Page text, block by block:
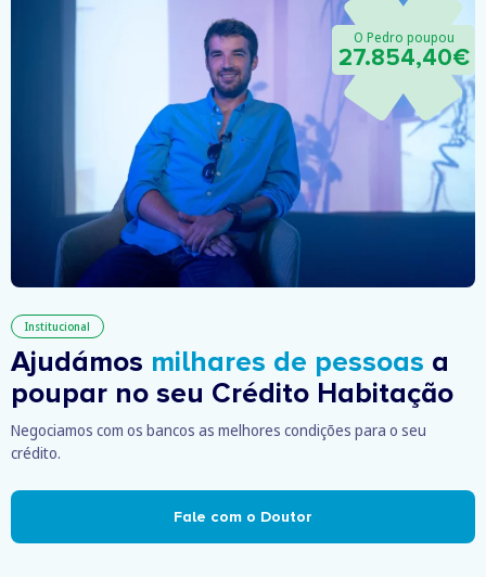
Institucional
Ajudámos milhares de pessoas a
poupar no seu Crédito Habitação
Negociamos com os bancos as melhores condições para o seu
crédito.
Fale com o Doutor
27.854,40€
O Pedro poupou